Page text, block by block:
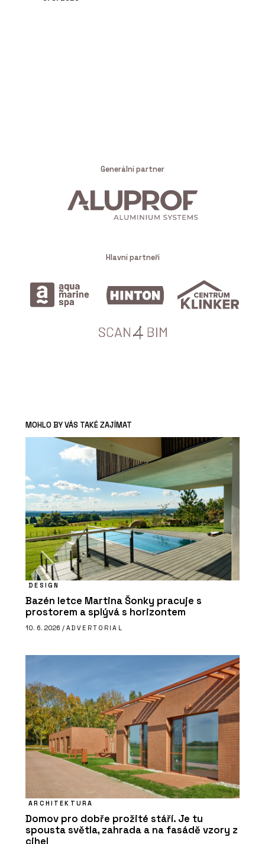
Generální partner
Hlavní partneři
MOHLO BY VÁS TAKÉ ZAJÍMAT
DESIGN
Bazén letce Martina Šonky pracuje s
prostorem a splývá s horizontem
10. 6. 2026 / ADVERTORIAL
ARCHITEKTURA
Domov pro dobře prožité stáří. Je tu
spousta světla, zahrada a na fasádě vzory z
cihel